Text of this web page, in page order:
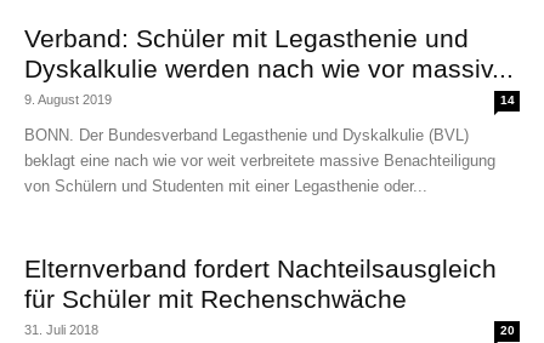
Verband: Schüler mit Legasthenie und
Dyskalkulie werden nach wie vor massiv...
9. August 2019 14
BONN. Der Bundesverband Legasthenie und Dyskalkulie (BVL)
beklagt eine nach wie vor weit verbreitete massive Benachteiligung
von Schülern und Studenten mit einer Legasthenie oder...
Elternverband fordert Nachteilsausgleich
für Schüler mit Rechenschwäche
31. Juli 2018 20